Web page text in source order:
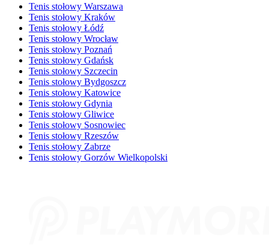
Tenis stołowy Warszawa
Tenis stołowy Kraków
Tenis stołowy Łódź
Tenis stołowy Wrocław
Tenis stołowy Poznań
Tenis stołowy Gdańsk
Tenis stołowy Szczecin
Tenis stołowy Bydgoszcz
Tenis stołowy Katowice
Tenis stołowy Gdynia
Tenis stołowy Gliwice
Tenis stołowy Sosnowiec
Tenis stołowy Rzeszów
Tenis stołowy Zabrze
Tenis stołowy Gorzów Wielkopolski